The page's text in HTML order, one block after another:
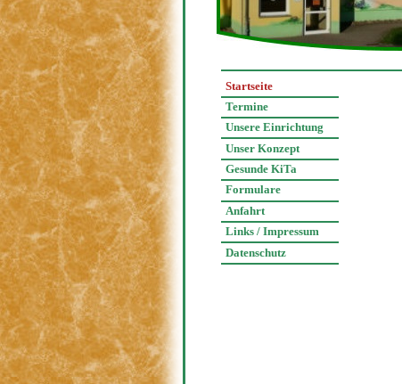
Startseite
Termine
Unsere Einrichtung
Unser Konzept
Gesunde KiTa
Formulare
Anfahrt
Links / Impressum
Datenschutz